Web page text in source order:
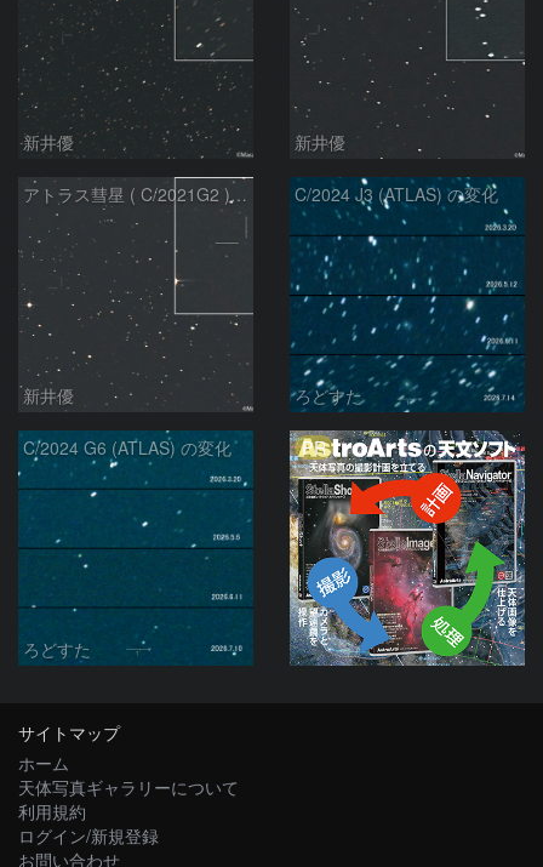
新井優 新井優
アトラス彗星 ( C/2021G2 )：2026/07/08
新井優
C/2024 J3 (ATLAS) の変化
ろどすた
C/2024 G6 (ATLAS) の変化
ろどすた
PR
サイトマップ
ホーム
天体写真ギャラリーについて
利用規約
ログイン/新規登録
お問い合わせ